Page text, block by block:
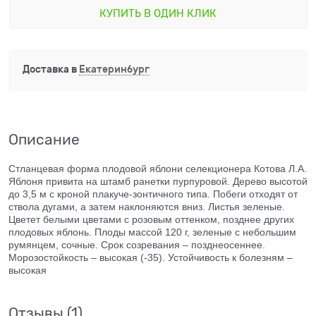
КУПИТЬ В ОДИН КЛИК
Доставка в Екатеринбург
Описание
Стланцевая форма плодовой яблони селекционера Котова Л.А.
Яблоня привита на штамб ранетки пурпуровой. Дерево высотой
до 3,5 м с кроной плакуче-зонтичного типа. Побеги отходят от
ствола дугами, а затем наклоняются вниз. Листья зеленые.
Цветет белыми цветами с розовым оттенком, позднее других
плодовых яблонь. Плоды массой 120 г, зеленые с небольшим
румянцем, сочные. Срок созревания – позднеосеннее.
Морозостойкость – высокая (-35). Устойчивость к болезням –
высокая